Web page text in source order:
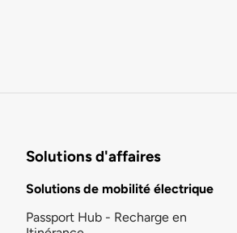
Solutions d'affaires
Solutions de mobilité électrique
Passport Hub - Recharge en